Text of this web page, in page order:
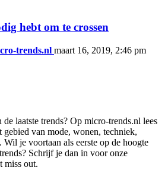
hebt om te crossen
trends.nl maart 16, 2019, 2:46 pm
laatste trends? Op micro-trends.nl lees
gebied van mode, wonen, techniek,
je voortaan als eerste op de hoogte
Schrijf je dan in voor onze
miss out.